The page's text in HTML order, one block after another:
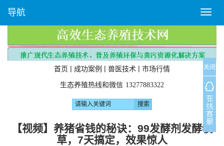
T
o
g
l
e
n
a
v
i
g
a
导航
首页 | 成功案例 | 兽医技术 | 市场行情
生态养殖热线和微信 13277883322
【视频】养猪省钱的秘诀：99发酵剂发酵牧
草，7天搞定，效果惊人
关闭